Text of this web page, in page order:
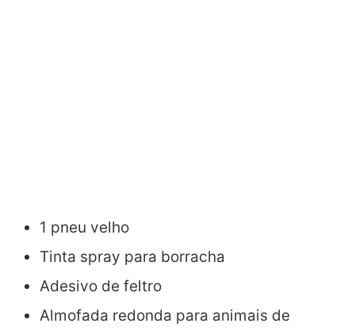
1 pneu velho
Tinta spray para borracha
Adesivo de feltro
Almofada redonda para animais de